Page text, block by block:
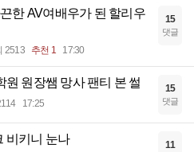
한 AV여배우가 된 할리우
2513 추천 1 17:30
15
댓글
원 원장쌤 망사 팬티 본 썰
17:25
15
댓글
비키니 눈나 11